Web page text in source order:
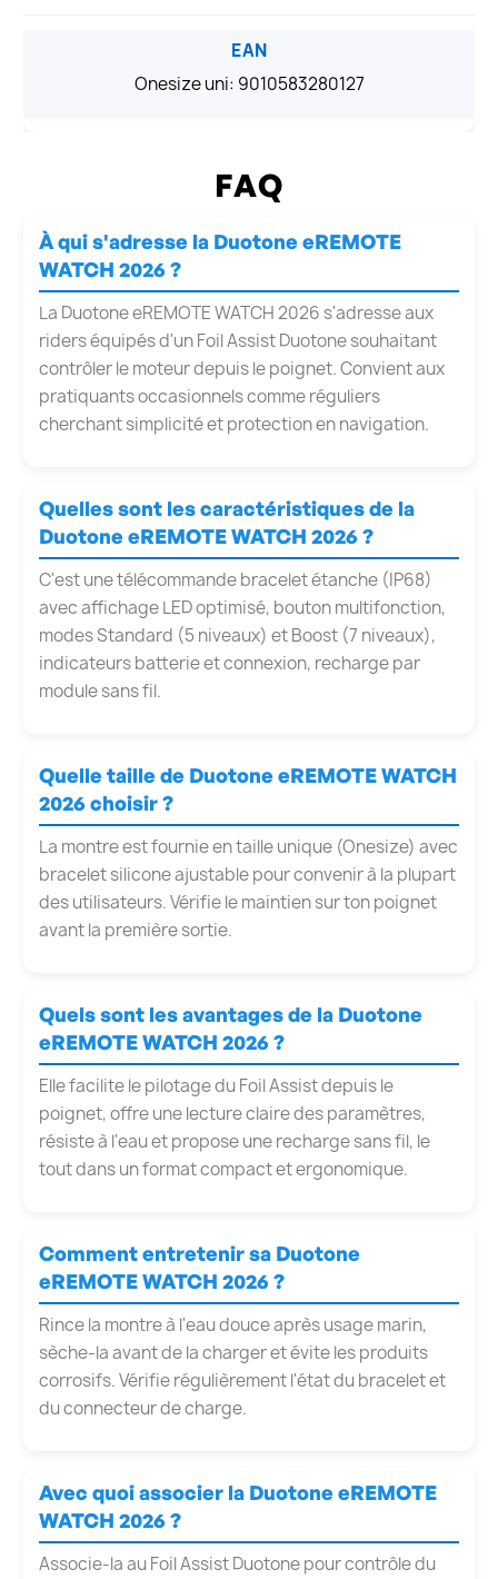
EAN
Onesize uni: 9010583280127
FAQ
À qui s'adresse la Duotone eREMOTE
WATCH 2026 ?
La Duotone eREMOTE WATCH 2026 s'adresse aux
riders équipés d'un Foil Assist Duotone souhaitant
contrôler le moteur depuis le poignet. Convient aux
pratiquants occasionnels comme réguliers
cherchant simplicité et protection en navigation.
Quelles sont les caractéristiques de la
Duotone eREMOTE WATCH 2026 ?
C'est une télécommande bracelet étanche (IP68)
avec affichage LED optimisé, bouton multifonction,
modes Standard (5 niveaux) et Boost (7 niveaux),
indicateurs batterie et connexion, recharge par
module sans fil.
Quelle taille de Duotone eREMOTE WATCH
2026 choisir ?
La montre est fournie en taille unique (Onesize) avec
bracelet silicone ajustable pour convenir à la plupart
des utilisateurs. Vérifie le maintien sur ton poignet
avant la première sortie.
Quels sont les avantages de la Duotone
eREMOTE WATCH 2026 ?
Elle facilite le pilotage du Foil Assist depuis le
poignet, offre une lecture claire des paramètres,
résiste à l'eau et propose une recharge sans fil, le
tout dans un format compact et ergonomique.
Comment entretenir sa Duotone
eREMOTE WATCH 2026 ?
Rince la montre à l'eau douce après usage marin,
sèche-la avant de la charger et évite les produits
corrosifs. Vérifie régulièrement l'état du bracelet et
du connecteur de charge.
Avec quoi associer la Duotone eREMOTE
WATCH 2026 ?
Associe-la au Foil Assist Duotone pour contrôle du